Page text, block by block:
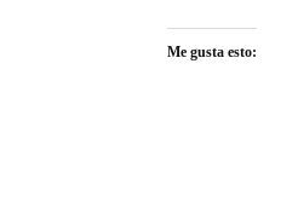
Me gusta esto: